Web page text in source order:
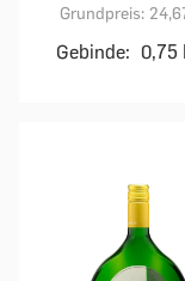
Grundpreis:
Gebinde: 0,75